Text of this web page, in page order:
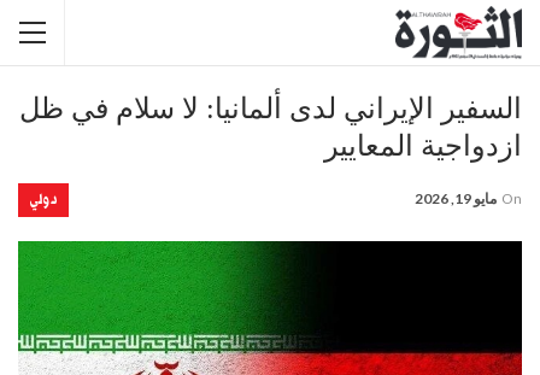
السفير الإيراني لدى ألمانيا: لا سلام في ظل
ازدواجية المعايير
دولي On مايو 19, 2026